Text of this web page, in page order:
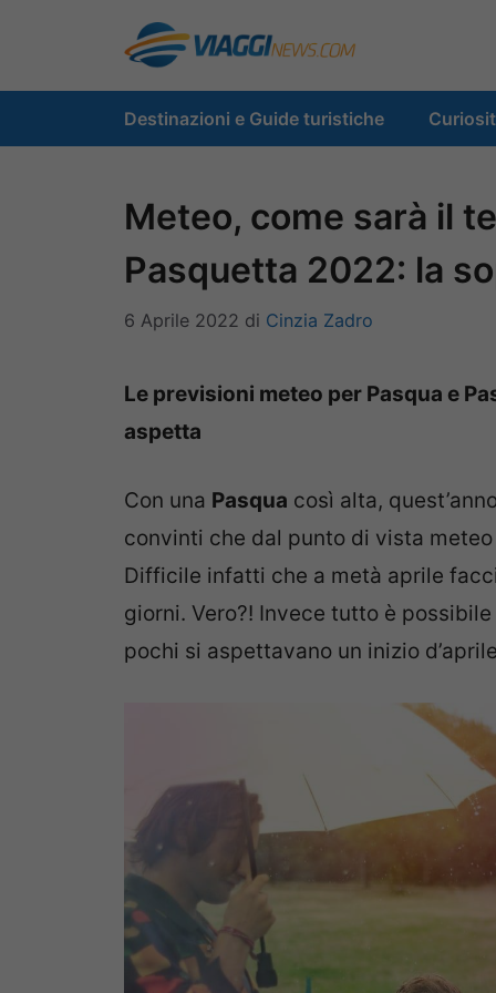
contenuto
Destinazioni e Guide turistiche
Meteo, come sarà il
Pasquetta 2022: la
6 Aprile 2022 di Cinzia Zadro
Le previsioni meteo per Pasqua e
aspetta
Con una Pasqua così alta,
convinti che dal punto di vista
Difficile infatti che a metà aprile
giorni. Vero?! Invece tutto è
pochi si aspettavano un inizio